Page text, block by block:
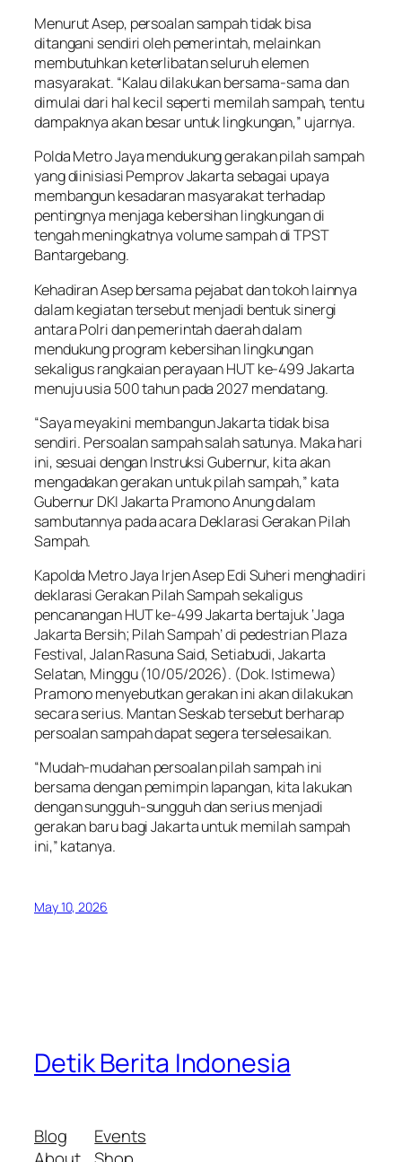
Menurut Asep, persoalan sampah tidak bisa
ditangani sendiri oleh pemerintah, melainkan
membutuhkan keterlibatan seluruh elemen
masyarakat. “Kalau dilakukan bersama-sama dan
dimulai dari hal kecil seperti memilah sampah, tentu
dampaknya akan besar untuk lingkungan,” ujarnya.
Polda Metro Jaya mendukung gerakan pilah sampah
yang diinisiasi Pemprov Jakarta sebagai upaya
membangun kesadaran masyarakat terhadap
pentingnya menjaga kebersihan lingkungan di
tengah meningkatnya volume sampah di TPST
Bantargebang.
Kehadiran Asep bersama pejabat dan tokoh lainnya
dalam kegiatan tersebut menjadi bentuk sinergi
antara Polri dan pemerintah daerah dalam
mendukung program kebersihan lingkungan
sekaligus rangkaian perayaan HUT ke-499 Jakarta
menuju usia 500 tahun pada 2027 mendatang.
“Saya meyakini membangun Jakarta tidak bisa
sendiri. Persoalan sampah salah satunya. Maka hari
ini, sesuai dengan Instruksi Gubernur, kita akan
mengadakan gerakan untuk pilah sampah,” kata
Gubernur DKI Jakarta Pramono Anung dalam
sambutannya pada acara Deklarasi Gerakan Pilah
Sampah.
Kapolda Metro Jaya Irjen Asep Edi Suheri menghadiri
deklarasi Gerakan Pilah Sampah sekaligus
pencanangan HUT ke-499 Jakarta bertajuk ‘Jaga
Jakarta Bersih; Pilah Sampah’ di pedestrian Plaza
Festival, Jalan Rasuna Said, Setiabudi, Jakarta
Selatan, Minggu (10/05/2026). (Dok. Istimewa)
Pramono menyebutkan gerakan ini akan dilakukan
secara serius. Mantan Seskab tersebut berharap
persoalan sampah dapat segera terselesaikan.
“Mudah-mudahan persoalan pilah sampah ini
bersama dengan pemimpin lapangan, kita lakukan
dengan sungguh-sungguh dan serius menjadi
gerakan baru bagi Jakarta untuk memilah sampah
ini,” katanya.
May 10, 2026
Detik Berita Indonesia
Blog
Events